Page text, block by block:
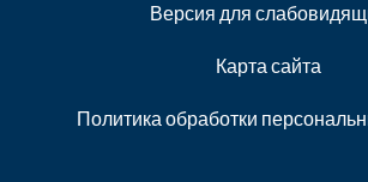
Версия для
Карта сайта
Политика обработки